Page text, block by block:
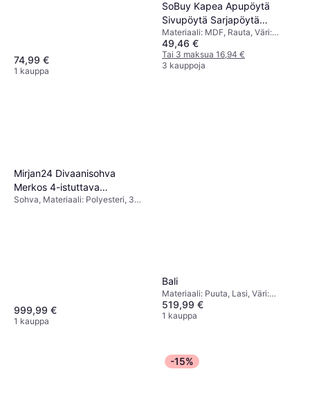
74,99 €
1 kauppa
SoBuy Kapea Apupöytä
Sivupöytä Sarjapöytä
Sohvapöytä FSB19-Z
Materiaali: MDF, Rauta, Väri:
Valkoinen,
Luonnonväri,Säilytysratkaisut:
Hyllyt
49,46 €
Tai 3 maksua 16,94 €
3 kauppoja
Mirjan24 Divaanisohva
Merkos 4-istuttava
Laivastonsininen
Sohva, Materiaali: Polyesteri, 3
999,99 €
1 kauppa
Bali
Materiaali: Puuta, Lasi, Väri:
Valkoinen,Säilytysratkaisut:
Vetolaatikot, Hyllyt, Ovet
519,99 €
1 kauppa
-15%